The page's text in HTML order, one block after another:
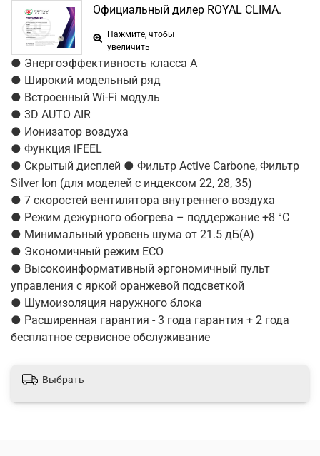
Официальный дилер ROYAL CLIMA.
Нажмите, чтобы
увеличить
● Энергоэффективность класса А
● Широкий модельный ряд
● Встроенный Wi-Fi модуль
● 3D AUTO AIR
● Ионизатор воздуха
● Функция iFEEL
● Скрытый дисплей ● Фильтр Active Carbone, Фильтр
Silver Ion (для моделей с индексом 22, 28, 35)
● 7 скоростей вентилятора внутреннего воздуха
● Режим дежурного обогрева – поддержание +8 °С
● Минимальный уровень шума от 21.5 дБ(А)
● Экономичный режим ECO
● Высокоинформативный эргономичный пульт
управления с яркой оранжевой подсветкой
● Шумоизоляция наружного блока
● Расширенная гарантия - 3 года гарантия + 2 года
бесплатное сервисное обслуживание
Выбрать